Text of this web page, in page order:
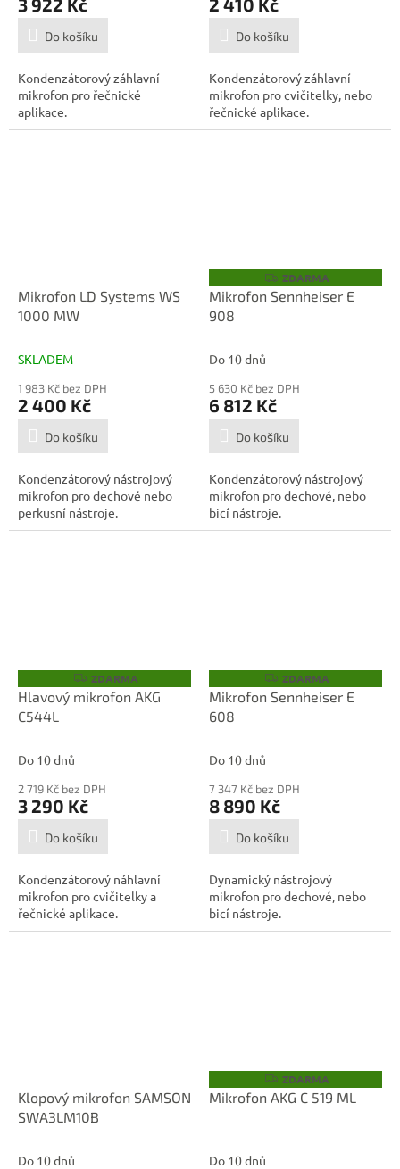
3 922 Kč
Do košíku
Kondenzátorový záhlavní
mikrofon pro řečnické
aplikace.
2 410 Kč
Do košíku
Kondenzátorový záhlavní
mikrofon pro cvičitelky, nebo
řečnické aplikace.
Mikrofon LD Systems WS
1000 MW
SKLADEM
1 983 Kč bez DPH
2 400 Kč
Do košíku
Kondenzátorový nástrojový
mikrofon pro dechové nebo
perkusní nástroje.
Z
D
A
ZDARMA
Mikrofon Sennheiser E
908
Do 10 dnů
5 630 Kč bez DPH
6 812 Kč
Do košíku
Kondenzátorový nástrojový
mikrofon pro dechové, nebo
bicí nástroje.
Z
D
A
ZDARMA
Hlavový mikrofon AKG
C544L
Do 10 dnů
2 719 Kč bez DPH
3 290 Kč
Do košíku
Kondenzátorový náhlavní
mikrofon pro cvičitelky a
řečnické aplikace.
Z
D
A
ZDARMA
Mikrofon Sennheiser E
608
Do 10 dnů
7 347 Kč bez DPH
8 890 Kč
Do košíku
Dynamický nástrojový
mikrofon pro dechové, nebo
bicí nástroje.
Klopový mikrofon SAMSON
SWA3LM10B
Do 10 dnů
Z
D
A
ZDARMA
Mikrofon AKG C 519 ML
Do 10 dnů